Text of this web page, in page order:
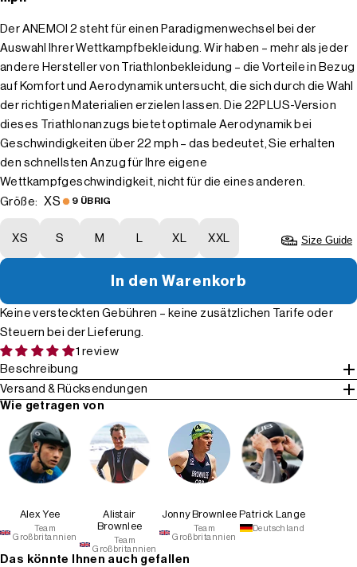
Der ANEMOI 2 steht für einen Paradigmenwechsel bei der
Auswahl Ihrer Wettkampfbekleidung. Wir haben – mehr als jeder
andere Hersteller von Triathlonbekleidung – die Vorteile in Bezug
auf Komfort und Aerodynamik untersucht, die sich durch die Wahl
der richtigen Materialien erzielen lassen. Die 22PLUS-Version
dieses Triathlonanzugs bietet optimale Aerodynamik bei
Geschwindigkeiten über 22 mph – das bedeutet, Sie erhalten
den schnellsten Anzug für Ihre eigene
Wettkampfgeschwindigkeit, nicht für die eines anderen.
Größe:
XS 9 ÜBRIG
XS S M L XL XXL Size Guide
In den Warenkorb
Keine versteckten Gebühren – keine zusätzlichen Tarife oder
Steuern bei der Lieferung.
1 review
Beschreibung
Versand & Rücksendungen
Wie getragen von
Alex Yee
Team
Großbritannien
Alistair
Brownlee
Team
Großbritannien
Jonny Brownlee
Team
Großbritannien
Patrick Lange
Deutschland
Das könnte Ihnen auch gefallen